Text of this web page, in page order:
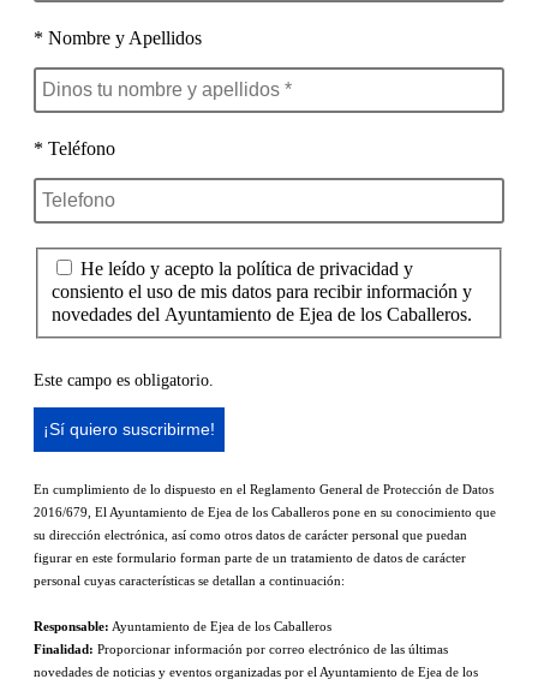
* Nombre y Apellidos
* Teléfono
He leído y acepto la política de privacidad y
consiento el uso de mis datos para recibir información y
novedades del Ayuntamiento de Ejea de los Caballeros.
Este campo es obligatorio.
En cumplimiento de lo dispuesto en el Reglamento General de Protección de Datos
2016/679, El Ayuntamiento de Ejea de los Caballeros pone en su conocimiento que
su dirección electrónica, así como otros datos de carácter personal que puedan
figurar en este formulario forman parte de un tratamiento de datos de carácter
personal cuyas características se detallan a continuación:
Responsable: Ayuntamiento de Ejea de los Caballeros
Finalidad: Proporcionar información por correo electrónico de las últimas
novedades de noticias y eventos organizadas por el Ayuntamiento de Ejea de los